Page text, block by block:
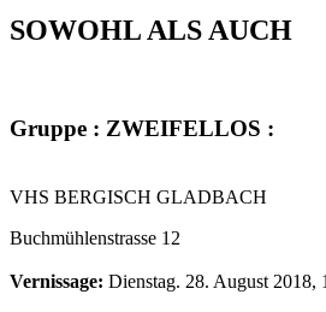
SOWOHL ALS AUCH
Gruppe : ZWEIFELLOS :
VHS BERGISCH GLADBACH
Buchmühlenstrasse 12
Vernissage: Dienstag. 28. August 2018,